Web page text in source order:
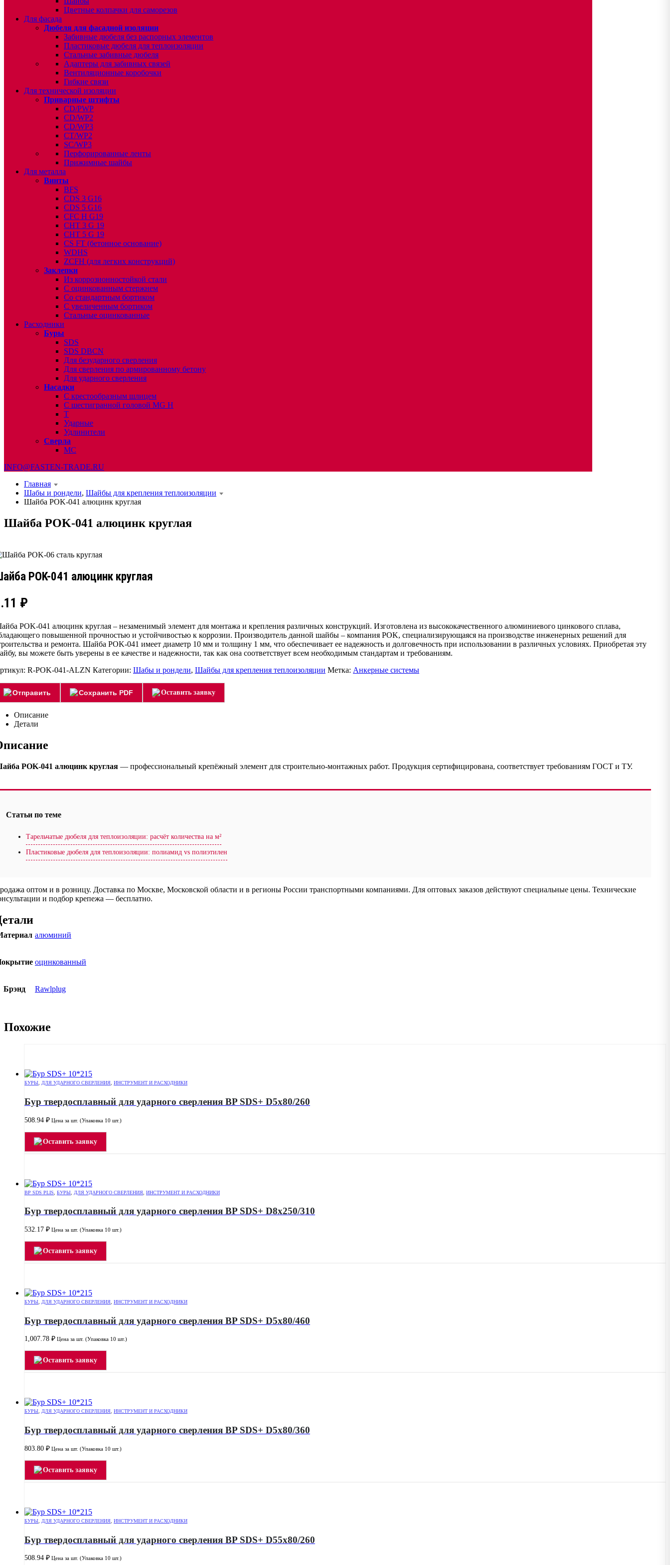
Цветные колпачки для саморезов
Для фасада
Дюбеля для фасадной изоляции
Забивные дюбеля без распорных элементов
Пластиковые дюбеля для теплоизоляции
Стальные забивные дюбеля
Адаптеры для забивных связей
Вентиляционные коробочки
Гибкие связи
Для технической изоляции
Приварные штифты
CD/PWP
CD/WP2
CD/WP3
CT/WP2
SC/WP3
Перфорированные ленты
Прижимные шайбы
Для металла
Винты
BFS
CDS 3 G16
CDS 5 G16
CFC H G19
CHT 3 G 19
CHT 5 G 19
CS FT (бетонное основание)
WDHS
ZCFH (для легких конструкций)
Заклепки
Из коррозионностойкой стали
С оцинкованным стержнем
Со стандартным бортиком
С увеличенным бортиком
Стальные оцинкованные
Расходники
Буры
SDS
SDS DBCN
Для безударного сверления
Для сверления по армированному бетону
Для ударного сверления
Насадки
С крестообразным шлицем
С шестигранной головой MG H
T
Ударные
Удлинители
Сверла
МС
INFO@FASTEN-TRADE.RU
Главная
Шабы и рондели, Шайбы для крепления теплоизоляции
Шайба POK-041 алюцинк круглая
Шайба POK-041 алюцинк круглая
POK-041 алюцинк круглая
₽
POK-041 алюцинк круглая – незаменимый элемент для монтажа и крепления различных конструкций. Изготовлена из высококачественного алюминиевого цинкового сплава,
повышенной прочностью и устойчивостью к коррозии. Производитель данной шайбы – компания POK, специализирующаяся на производстве инженерных решений для
и ремонта. Шайба POK-041 имеет диаметр 10 мм и толщину 1 мм, что обеспечивает ее надежность и долговечность при использовании в различных условиях. Приобретая эту
вы можете быть уверены в ее качестве и надежности, так как она соответствует всем необходимым стандартам и требованиям.
R-POK-041-ALZN Категории: Шабы и рондели, Шайбы для крепления теплоизоляции Метка: Анкерные системы
Отправить Сохранить PDF Оставить заявку
Описание
Детали
POK-041 алюцинк круглая — профессиональный крепёжный элемент для строительно-монтажных работ. Продукция сертифицирована, соответствует требованиям ГОСТ и ТУ.
Статьи по теме
Тарельчатые дюбеля для теплоизоляции: расчёт количества на м²
Пластиковые дюбеля для теплоизоляции: полиамид vs полиэтилен
оптом и в розницу. Доставка по Москве, Московской области и в регионы России транспортными компаниями. Для оптовых заказов действуют специальные цены. Технические
и подбор крепежа — бесплатно.
алюминий
оцинкованный
Брэнд Rawlplug
Похожие
БУРЫ ДЛЯ УДАРНОГО СВЕРЛЕНИЯ ИНСТРУМЕНТ И РАСХОДНИКИ
Бур твердосплавный для ударного сверления BP SDS+ D5x80/260
508.94 ₽ Цена за шт. (Упаковка 10 шт.)
Оставить заявку
BP SDS PLIS БУРЫ ДЛЯ УДАРНОГО СВЕРЛЕНИЯ ИНСТРУМЕНТ И РАСХОДНИКИ
Бур твердосплавный для ударного сверления BP SDS+ D8x250/310
532.17 ₽ Цена за шт. (Упаковка 10 шт.)
Оставить заявку
БУРЫ ДЛЯ УДАРНОГО СВЕРЛЕНИЯ ИНСТРУМЕНТ И РАСХОДНИКИ
Бур твердосплавный для ударного сверления BP SDS+ D5x80/460
1,007.78 ₽ Цена за шт. (Упаковка 10 шт.)
Оставить заявку
БУРЫ, ДЛЯ УДАРНОГО СВЕРЛЕНИЯ, ИНСТРУМЕНТ И РАСХОДНИКИ
Бур твердосплавный для ударного сверления BP SDS+ D5x80/360
803.80 ₽ Цена за шт. (Упаковка 10 шт.)
Оставить заявку
БУРЫ ДЛЯ УДАРНОГО СВЕРЛЕНИЯ ИНСТРУМЕНТ И РАСХОДНИКИ
Бур твердосплавный для ударного сверления BP SDS+ D55x80/260
508.94 ₽ Цена за шт. (Упаковка 10 шт.)